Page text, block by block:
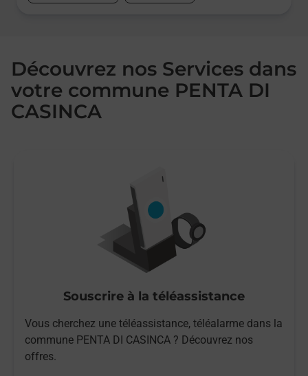
Découvrez nos Services dans
votre commune PENTA DI
CASINCA
Souscrire à la téléassistance
Vous cherchez une téléassistance, téléalarme dans la
commune PENTA DI CASINCA ? Découvrez nos
offres.